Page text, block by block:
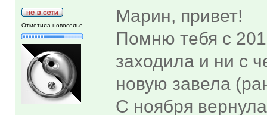
Отметила новоселье
Марин, привет!
Помню тебя с
заходила и ни с
новую завела
С ноября